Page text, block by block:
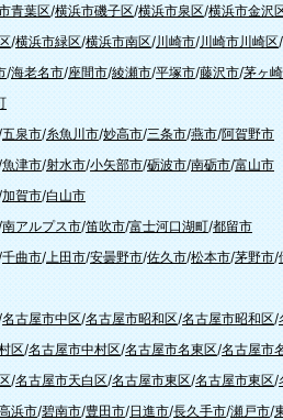
青葉区/横浜市磯子区/横浜市泉区/横浜市金沢
/横浜市緑区/横浜市南区/川崎市/川崎市川崎区/
/海老名市/座間市/綾瀬市/平塚市/藤沢市/茅ヶ
五泉市/糸魚川市/妙高市/三条市/燕市/阿賀野市
魚津市/射水市/小矢部市/砺波市/南砺市/富山市
加賀市/白山市
南アルプス市/笛吹市/富士河口湖町/都留市
千曲市/上田市/安曇野市/佐久市/松本市/茅野市/
名古屋市中区/名古屋市昭和区/名古屋市昭和区/
区/名古屋市中村区/名古屋市名東区/名古屋市
/名古屋市天白区/名古屋市東区/名古屋市東区/
浜市/碧南市/豊田市/日進市/長久手市/瀬戸市/